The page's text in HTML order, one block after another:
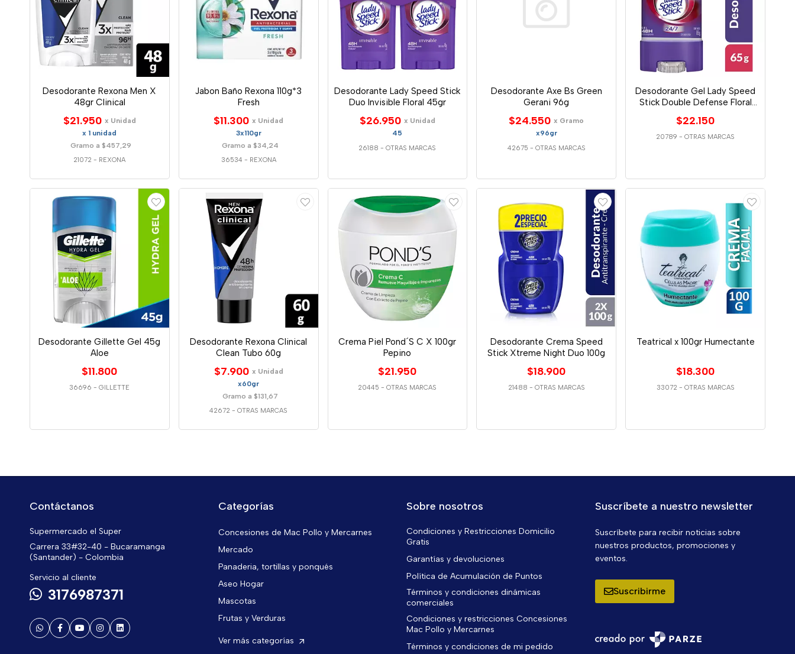
Desodorante Rexona Men X
48gr Clinical
$21.950 x Unidad
x 1 unidad
Gramo a $457,29
21072 - REXONA
Jabon Baño Rexona 110g*3
Fresh
$11.300 x Unidad
3x110gr
Gramo a $34,24
36534 - REXONA
Desodorante Lady Speed Stick
Duo Invisible Floral 45gr
$26.950 x Unidad
45
26188 -OTRAS MARCAS
Desodorante Axe Bs Green
Gerani 96g
$24.550 x Gramo
x96gr
42675 - OTRAS MARCAS
Desodorante Gel Lady Speed
Stick Double Defense Floral
$22.150
20789 -OTRAS MARCAS
Desodorante Gillette Gel 45g
Aloe
$11.800
36696 -GILLETTE
Desodorante Rexona Clinical
Clean Tubo 60g
$7.900 x Unidad
x60gr
Gramo a $131,67
42672 -OTRAS MARCAS
Crema Piel Pond´S C X 100gr
Pepino
$21.950
20445 -OTRAS MARCAS
Desodorante Crema Speed
Stick Xtreme Night Duo 100g
$18.900
21488 - OTRAS MARCAS
Teatrical x 100gr Humectante
$18.300
33072 - OTRAS MARCAS
Contáctanos
Supermercado el Super
Carrera 33#32-40 - Bucaramanga
(Santander) - Colombia
Servicio al cliente
3176987371
Categorías
Concesiones de Mac Pollo y Mercarnes
Mercado
Panaderia, tortillas y ponqués
Aseo Hogar
Mascotas
Frutas y Verduras
Ver más categorías
Sobre nosotros
Condiciones y Restricciones Domicilio
Gratis
Garantías y devoluciones
Política de Acumulación de Puntos
Términos y condiciones dinámicas
comerciales
Condiciones y restricciones Concesiones
Mac Pollo y Mercarnes
Términos y condiciones de mi pedido
Suscríbete a nuestro newsletter
Suscríbete para recibir noticias sobre
nuestros productos, promociones y
eventos.
Suscribirme